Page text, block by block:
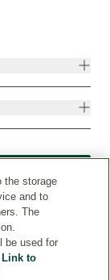
the storage
and to
The
be used for
Link to